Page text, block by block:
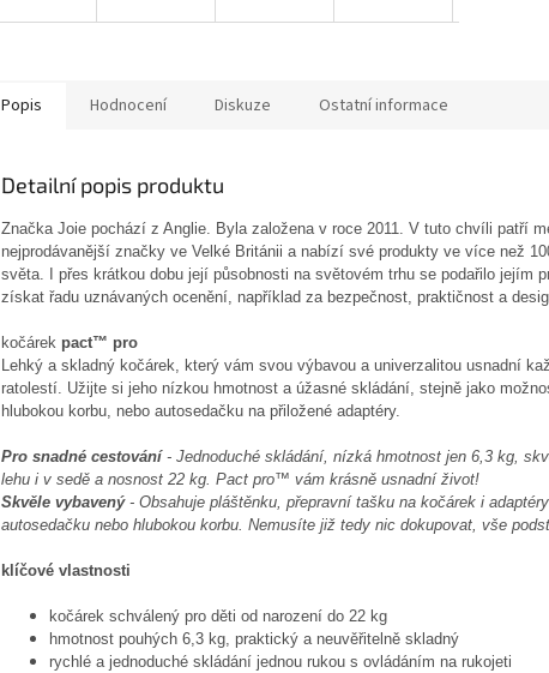
Popis Hodnocení Diskuze Ostatní informace
Detailní popis produktu
Značka Joie pochází z Anglie. Byla založena v roce 2011. V tuto chvíli patří
nejprodávanější značky ve Velké Británii a nabízí své produkty ve více než
světa. I přes krátkou dobu její působnosti na světovém trhu se podařilo jejím
získat řadu uznávaných ocenění, například za bezpečnost, praktičnost a
kočárek pact™ pro
Lehký a skladný kočárek, který vám svou výbavou a univerzalitou usnadní
ratolestí. Užijte si jeho nízkou hmotnost a úžasné skládání, stejně jako
hlubokou korbu, nebo autosedačku na přiložené adaptéry.
Pro snadné cestování - Jednoduché skládání, nízká hmotnost jen 6,3 kg,
lehu i v sedě a nosnost 22 kg. Pact pro™ vám krásně usnadní život!
Skvěle vybavený- Obsahuje pláštěnku, přepravní tašku na kočárek i
autosedačku nebo hlubokou korbu. Nemusíte již tedy nic dokupovat, vše
klíčové vlastnosti
kočárek schválený pro děti od narození do 22 kg
hmotnost pouhých 6,3 kg, praktický a neuvěřitelně skladný
rychlé a jednoduché skládání jednou rukou s ovládáním na rukojeti